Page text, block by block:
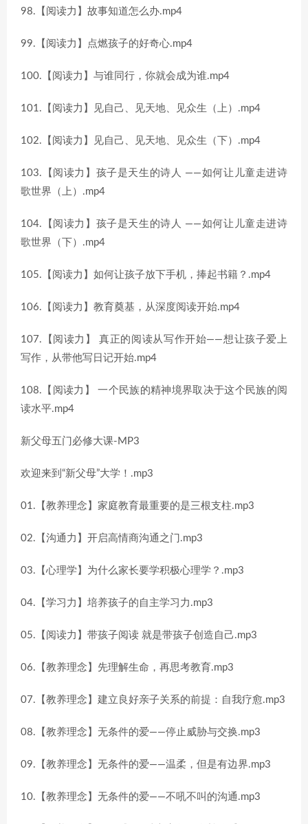
98.【阅读力】故事知道怎么办.mp4
99.【阅读力】点燃孩子的好奇心.mp4
100.【阅读力】与谁同行，你就会成为谁.mp4
101.【阅读力】见自己、见天地、见众生（上）.mp4
102.【阅读力】见自己、见天地、见众生（下）.mp4
103.【阅读力】孩子是天生的诗人 ——如何让儿童走进诗
歌世界（上）.mp4
104.【阅读力】孩子是天生的诗人 ——如何让儿童走进诗
歌世界（下）.mp4
105.【阅读力】如何让孩子放下手机，捧起书籍？.mp4
106.【阅读力】教育奠基，从深度阅读开始.mp4
107.【阅读力】 真正的阅读从写作开始——想让孩子爱上
写作，从带他写日记开始.mp4
108.【阅读力】 一个民族的精神境界取决于这个民族的阅
读水平.mp4
新父母五门必修大课-MP3
欢迎来到“新父母”大学！.mp3
01.【教养理念】家庭教育最重要的是三根支柱.mp3
02.【沟通力】开启高情商沟通之门.mp3
03.【心理学】为什么家长要学积极心理学？.mp3
04.【学习力】培养孩子的自主学习力.mp3
05.【阅读力】带孩子阅读 就是带孩子创造自己.mp3
06.【教养理念】先理解生命，再思考教育.mp3
07.【教养理念】建立良好亲子关系的前提：自我疗愈.mp3
08.【教养理念】无条件的爱——停止威胁与交换.mp3
09.【教养理念】无条件的爱——温柔，但是有边界.mp3
10.【教养理念】无条件的爱——不吼不叫的沟通.mp3